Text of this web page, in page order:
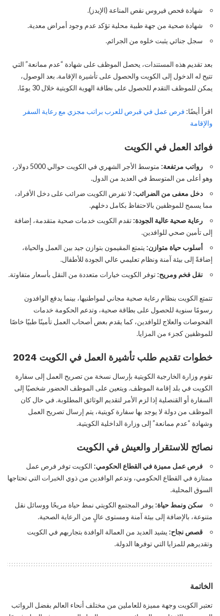
شهادة فحص فيروس نقص المناعة (الإيدز).
شهادة صحية من جهة طبية محلية تؤكد عدم وجود أمراض معدية.
سجل جنائي يثبت خلوه من الجرائم.
بعد تقديم هذه المستندات، يحصل الموظف على شهادة “عدم ممانعة” التي
تتيح له الدخول إلى الكويت والحصول على تأشيرة الإقامة. بعد الوصول،
يمكن للموظف التقدم للحصول على بطاقة الهوية الكويتية خلال 30 يومًا.
اقرأ أيضًا: فرص عمل في قبرص للعرب براتب مجزي مع رعاية السفر
والإقامة
فوائد العمل في الكويت
رواتب مرتفعة:
متوسط الأجر الشهري في الكويت حوالي 5000 دولار،
وهو أعلى من المتوسط في العديد من الدول.
دخل معفى من الضرائب: لا تفرض الكويت ضرائب على دخل الأفراد،
مما يسمح للموظفين بالاحتفاظ بكامل دخلهم.
رعاية صحية عالية الجودة: تقدم الكويت خدمات صحية متقدمة، إضافة
إلى تأمين صحي للوافدين.
أسلوب حياة متوازن: يتمتع المقيمون بتوازن جيد بين العمل والحياة،
إضافةً إلى بيئة آمنة ونظام تعليمي عالي الجودة للأطفال.
نقل فخم ومريح: توفر الكويت خيارات متعددة من النقل بأسعار متفاوتة.
تتمتع الكويت بنظام رعاية صحية مجاني لمواطنيها، بينما يدفع الوافدون
رسومًا سنوية للحصول على بطاقة صحية، وتدعم الحكومة خدمات
الفحوصات والعلاج للوافدين، كما يقدم بعض أصحاب العمل تأمينًا طبيًا خاصًا
للموظفين كجزء من المزايا.
خطوات تقديم طلب تأشيرة العمل في الكويت
تقوم وزارة الخارجية الكويتية بإرسال نسخة من تصريح العمل إلى سفارة
الكويت في بلد إقامة الموظف. ويتعين على الموظف الحضور شخصيًا إلى
السفارة أو القنصلية إذا لزم الأمر لتقديم الوثائق المطلوبة. في حال كان
الموظف من دولة لا يوجد بها سفارة كويتية، يتم إرسال تصريح العمل
وشهادة “عدم ممانعة” إلى وزارة الداخلية الكويتية.
نصائح للاستقرار والعيش في الكويت
فرص عمل مميزة في القطاع الحكومي: الكويت توفر فرص عمل
ممتازة في القطاع الحكومي، وتدعم الوافدين من ذوي الخبرات التي تحتاجها
السوق المحلية.
سكن ونمط حياة: يوفر المجتمع الكويتي نمط حياة مريحًا ووسائل نقل
متنوعة، بالإضافة إلى بيئة آمنة ومستوى عالٍ من الرعاية الصحية.
قصص نجاح: يشيد العديد من العمالة الوافدة بتجاربهم في الكويت
وتقديرهم للمزايا التي توفرها الدولة.
الخاتمة
تعتبر الكويت وجهة مميزة للعاملين من مختلف أنحاء العالم بفضل الرواتب